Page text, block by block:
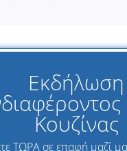
Εκδήλωση
Κουζίνας
ΤΩΡΑ σε επαφή μαζί